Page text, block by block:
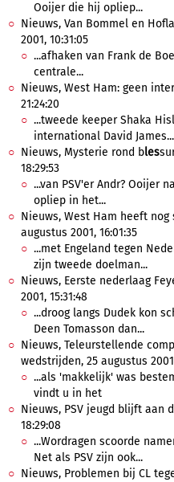
Ooijer die hij opliep...
Nieuws, Van Bommel en
2001, 10:31:05
...afhaken van Frank de
centrale...
Nieuws, West Ham: geen
21:24:20
...tweede keeper Shaka
international David James...
Nieuws, Mysterie rond bles
18:29:53
...van PSV'er Andr? Ooijer
opliep in het...
Nieuws, West Ham heeft
augustus 2001, 16:01:35
...met Engeland tegen
zijn tweede doelman...
Nieuws, Eerste nederlaag
2001, 15:31:48
...droog langs Dudek kon
Deen Tomasson dan...
Nieuws, Teleurstellende
wedstrijden, 25 augustus
...als 'makkelijk' was
vindt u in het
Nieuws, PSV jeugd blijft aan
18:29:08
...Wordragen scoorde
Net als PSV zijn ook...
Nieuws, Problemen bij CL